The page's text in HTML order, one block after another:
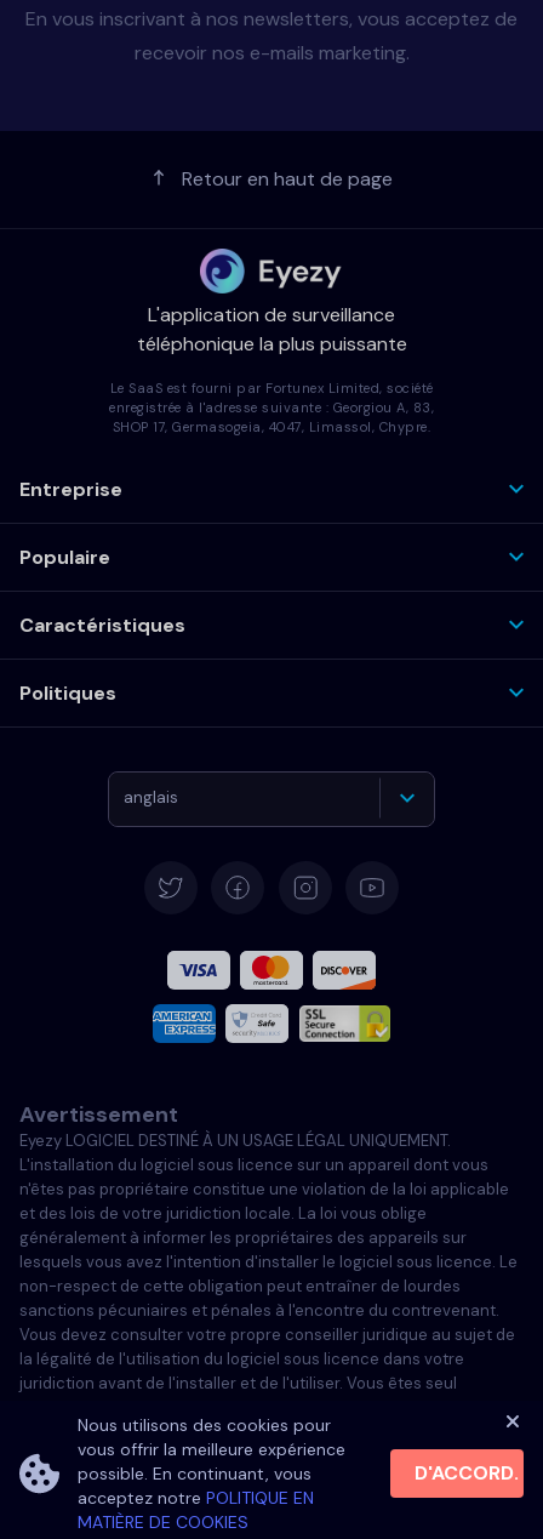
En vous inscrivant à nos newsletters, vous acceptez de
recevoir nos e-mails marketing.
Retour en haut de page
Nous utilisons des cookies pour
vous offrir la meilleure expérience
possible. En continuant, vous
acceptez notre POLITIQUE EN
MATIÈRE DE COOKIES
D'ACCORD.
L'application de surveillance
téléphonique la plus puissante
Le SaaS est fourni par Fortunex Limited, société
enregistrée à l'adresse suivante : Georgiou A, 83,
SHOP 17, Germasogeia, 4047, Limassol, Chypre.
Entreprise
Populaire
Caractéristiques
Politiques
anglais
Français
Italiano
Portugais
Türkçe
Polski
Avertissement
Eyezy LOGICIEL DESTINÉ À UN USAGE LÉGAL UNIQUEMENT.
L'installation du logiciel sous licence sur un appareil dont vous
n'êtes pas propriétaire constitue une violation de la loi applicable
et des lois de votre juridiction locale. La loi vous oblige
généralement à informer les propriétaires des appareils sur
lesquels vous avez l'intention d'installer le logiciel sous licence. Le
non-respect de cette obligation peut entraîner de lourdes
sanctions pécuniaires et pénales à l'encontre du contrevenant.
Vous devez consulter votre propre conseiller juridique au sujet de
la légalité de l'utilisation du logiciel sous licence dans votre
juridiction avant de l'installer et de l'utiliser. Vous êtes seul
appareil et vous êtes conscient que Eyezy ne peut être tenu
responsable.
© 2026Eyezy. All rights reserved.